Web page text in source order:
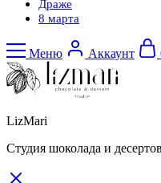
Драже
8 марта
Меню Аккаунт
LizMari
Студия шоколада и десертов